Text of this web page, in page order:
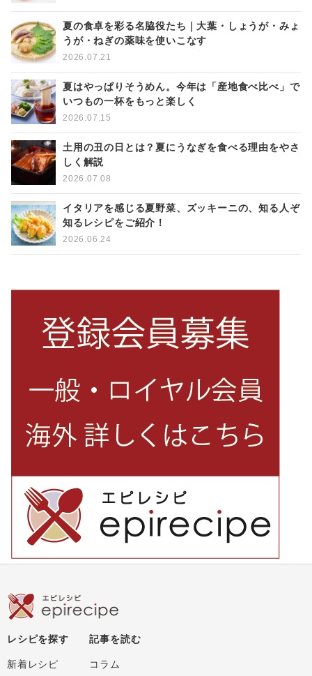
夏の食卓を彩る名脇役たち｜大葉・しょうが・みょ
うが・ねぎの薬味を使いこなす
2026.07.21
夏はやっぱりそうめん。今年は「産地食べ比べ」で
いつもの一杯をもっと楽しく
2026.07.15
土用の丑の日とは？夏にうなぎを食べる理由をやさ
しく解説
2026.07.08
イタリアを感じる夏野菜、ズッキーニの、知る人ぞ
知るレシピをご紹介！
2026.06.24
レシピを探す
新着レシピ
記事を読む
コラム